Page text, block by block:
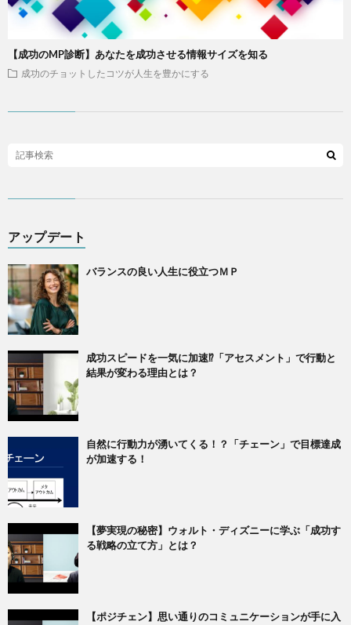
【成功のMP診断】あなたを成功させる情報サイズを知る
成功のチョットしたコツが人生を豊かにする
アップデート
バランスの良い人生に役立つＭＰ
成功スピードを一気に加速⁉「アセスメント」で行動と
結果が変わる理由とは？
自然に行動力が湧いてくる！？「チェーン」で目標達成
が加速する！
【夢実現の秘密】ウォルト・ディズニーに学ぶ「成功す
る戦略の立て方」とは？
【ポジチェン】思い通りのコミュニケーションが手に入